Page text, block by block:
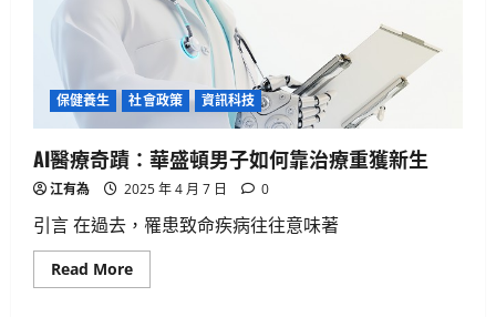
了
保健養生 社會政策 資訊科技
AI醫療奇蹟：華盛頓男子如何靠治療重獲新生
江有為 2025 年 4 月 7 日 0
引言 在過去，罹患致命疾病往往意味著
Read MoreRead
more